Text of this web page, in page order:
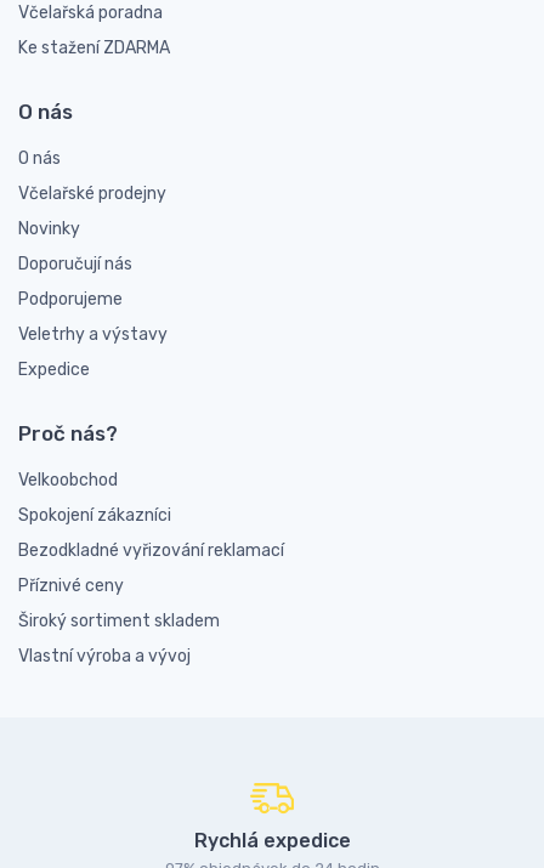
Včelařská poradna
Ke stažení ZDARMA
O nás
O nás
Včelařské prodejny
Novinky
Doporučují nás
Podporujeme
Veletrhy a výstavy
Expedice
Proč nás?
Velkoobchod
Spokojení zákazníci
Bezodkladné vyřizování reklamací
Příznivé ceny
Široký sortiment skladem
Vlastní výroba a vývoj
Rychlá expedice